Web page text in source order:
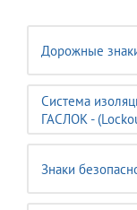
Дорожные
Система
ГАСЛОК -
Знаки